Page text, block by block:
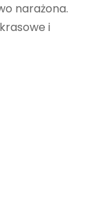
narażona.
i